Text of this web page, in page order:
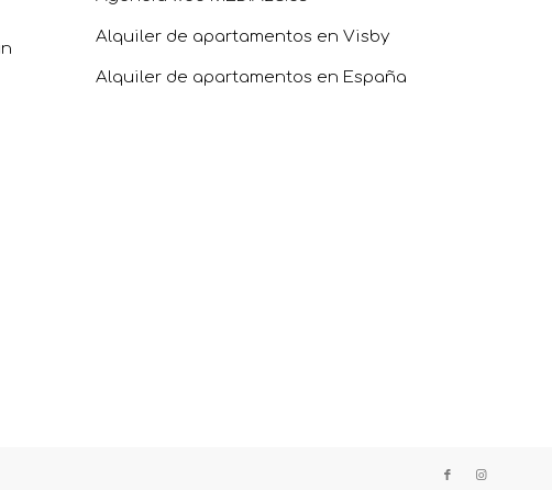
Alquiler de apartamentos en Visby
Alquiler de apartamentos en España